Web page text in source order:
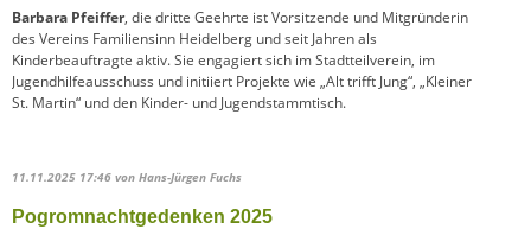
Barbara Pfeiffer, die dritte Geehrte ist Vorsitzende und Mitgründerin
des Vereins Familiensinn Heidelberg und seit Jahren als
Kinderbeauftragte aktiv. Sie engagiert sich im Stadtteilverein, im
Jugendhilfeausschuss und initiiert Projekte wie „Alt trifft Jung“, „Kleiner
St. Martin“ und den Kinder- und Jugendstammtisch.
11.11.2025 17:46 von Hans-Jürgen Fuchs
Pogromnachtgedenken 2025